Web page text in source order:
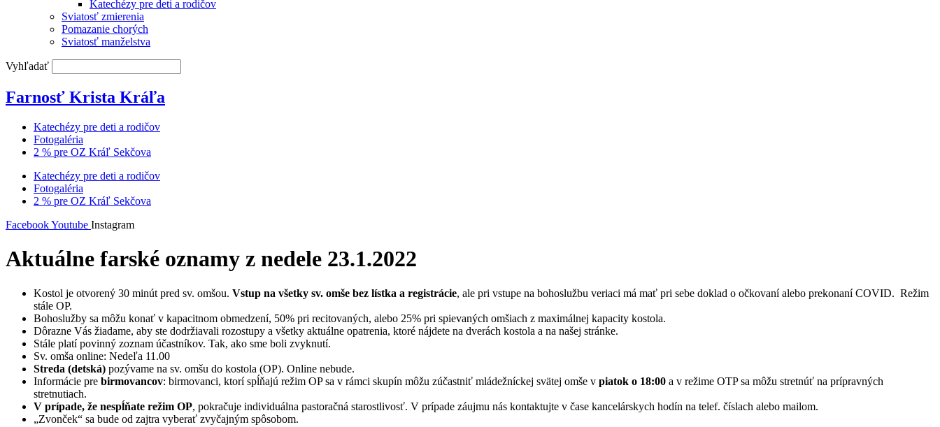
Katechézy pre deti a rodičov
Sviatosť zmierenia
Pomazanie chorých
Sviatosť manželstva
Vyhľadať
Farnosť Krista Kráľa
Katechézy pre deti a rodičov
Fotogaléria
2 % pre OZ Kráľ Sekčova
Katechézy pre deti a rodičov
Fotogaléria
2 % pre OZ Kráľ Sekčova
FacebookYoutube Instagram
Aktuálne farské oznamy z nedele 23.1.2022
Kostol je otvorený 30 minút pred sv. omšou. Vstup na všetky sv. omše bez lístka a registrácie, ale pri vstupe na bohoslužbu veriaci má mať pri sebe doklad o očkovaní alebo prekonaní COVID. Režim
stále OP.
Bohoslužby sa môžu konať v kapacitnom obmedzení, 50% pri recitovaných, alebo 25% pri spievaných omšiach z maximálnej kapacity kostola.
Dôrazne Vás žiadame, aby ste dodržiavali rozostupy a všetky aktuálne opatrenia, ktoré nájdete na dverách kostola a na našej stránke.
Stále platí povinný zoznam účastníkov. Tak, ako sme boli zvyknutí.
Sv. omša online: Nedeľa 11.00
Streda (detská) pozývame na sv. omšu do kostola (OP). Online nebude.
Informácie pre birmovancov: birmovanci, ktorí spĺňajú režim OP sa v rámci skupín môžu zúčastniť mládežníckej svätej omše v piatok o 18:00 a v režime OTP sa môžu stretnúť na prípravných
stretnutiach.
V prípade, že nespĺňate režim OP, pokračuje individuálna pastoračná starostlivosť. V prípade záujmu nás kontaktujte v čase kancelárskych hodín na telef. číslach alebo mailom.
„Zvonček“ sa bude od zajtra vyberať zvyčajným spôsobom.